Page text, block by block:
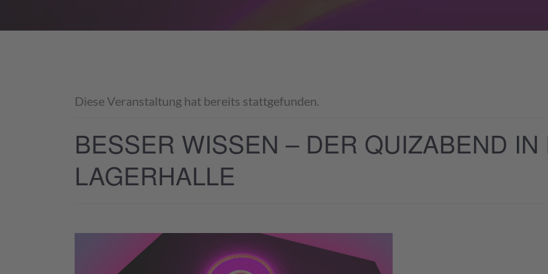
Diese Veranstaltung hat bereits stattgefunden.
BESSER WISSEN – DER QUIZABEND IN
LAGERHALLE